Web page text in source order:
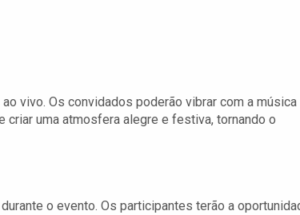
vivo. Os convidados poderão vibrar com a música
uma atmosfera alegre e festiva, tornando o
o evento. Os participantes terão a